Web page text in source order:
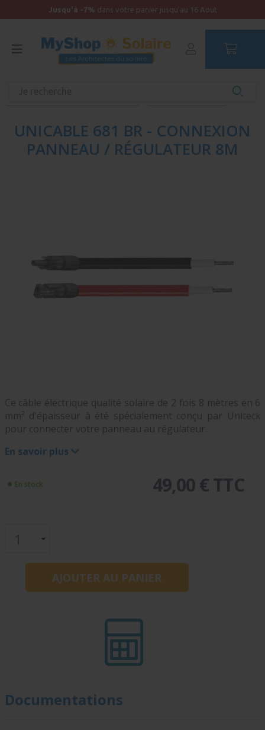
Jusqu'à -7% dans votre panier jusqu'au 16 Aout
UNICABLE 681 BR - CONNEXION
PANNEAU / RÉGULATEUR 8M
Ce câble électrique qualité solaire de 2 fois 8 mètres en 6
mm² d'épaisseur à été spécialement conçu par Uniteck
pour connecter votre panneau au régulateur.
En savoir plus
En stock 49,00 € TTC
Documentations